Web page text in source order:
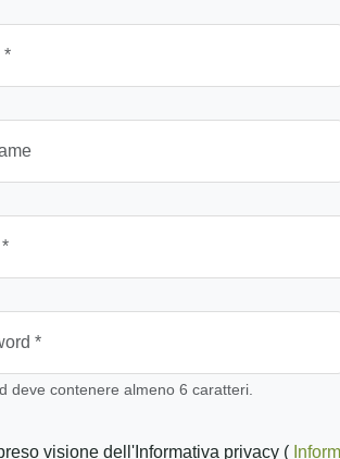
deve contenere almeno 6 caratteri.
visione dell'Informativa privacy (